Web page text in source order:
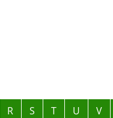
R S T U V